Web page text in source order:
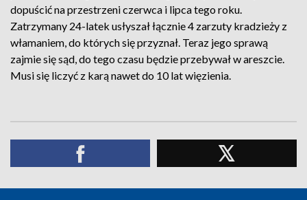
dopuścić na przestrzeni czerwca i lipca tego roku.
Zatrzymany 24-latek usłyszał łącznie 4 zarzuty kradzieży z
włamaniem, do których się przyznał. Teraz jego sprawą
zajmie się sąd, do tego czasu będzie przebywał w areszcie.
Musi się liczyć z karą nawet do 10 lat więzienia.